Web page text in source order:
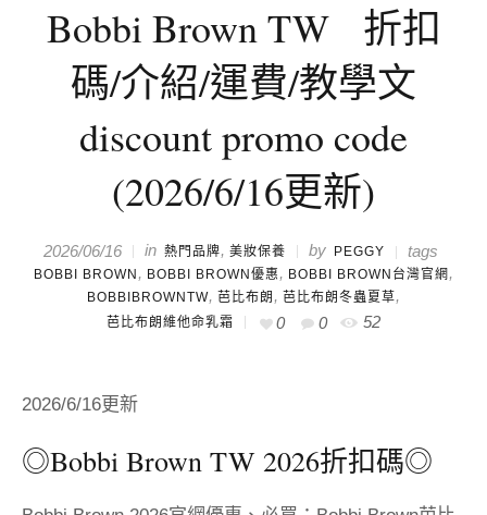
Bobbi Brown TW 折扣
碼/介紹/運費/教學文
discount promo code
(2026/6/16更新)
2026/06/16 in 熱門品牌, 美妝保養 by PEGGY tags
BOBBI BROWN , BOBBI BROWN優惠 , BOBBI BROWN台灣官網 ,
BOBBIBROWNTW, 芭比布朗 , 芭比布朗冬蟲夏草,
芭比布朗維他命乳霜 0 0 52
2026/6/16更新
◎Bobbi Brown TW 2026折扣碼◎